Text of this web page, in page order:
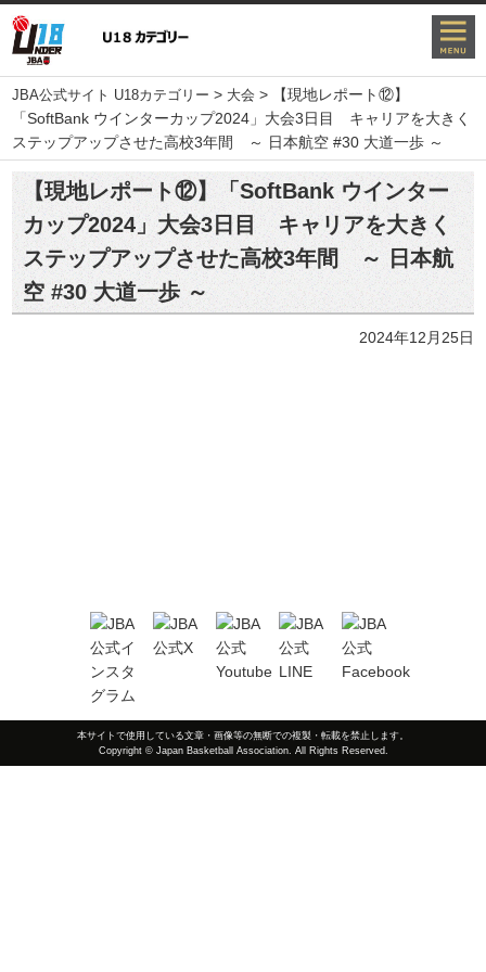
JBA公式サイト U18カテゴリー > 大会 >
【現地レポート⑫】
「SoftBank ウインターカップ2024」大会3日目 キャリアを大きく
ステップアップさせた高校3年間 ～ 日本航空 #30 大道一歩 ～
【現地レポート⑫】「SoftBank ウインター
カップ2024」大会3日目 キャリアを大きく
ステップアップさせた高校3年間 ～ 日本航
空 #30 大道一歩 ～
2024年12月25日
本サイトで使用している文章・画像等の無断での複製・転載を禁止します。
Copyright © Japan Basketball Association. All Rights Reserved.